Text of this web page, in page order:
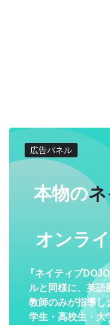
広告パネル
本物の
オンラ
『ネイティブ
ルと同様に、英語
教師のみが指導し
学生・高校生・大